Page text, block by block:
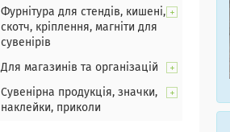
Фурнітура для стендів, кишені,
скотч, кріплення, магніти для
сувенірів
Для магазинів та організацій
Сувенірна продукція, значки,
наклейки, приколи